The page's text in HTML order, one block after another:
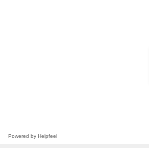
Powered by Helpfeel